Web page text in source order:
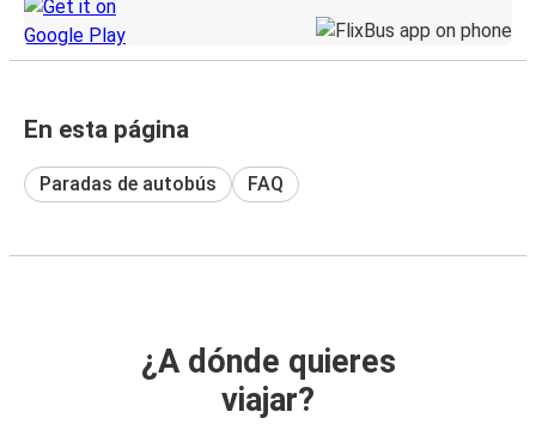
En esta página
Paradas de autobús FAQ
¿A dónde quieres
viajar?